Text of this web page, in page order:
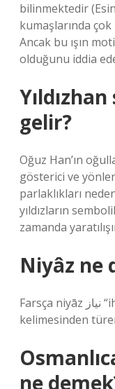
bilinmektedir
kumaşlarında
Ancak bu ışın
olduğunu iddia
gelir?
Oğuz Han’ın
gösterici ve
parlaklıkları
yıldızların
zamanda
Niyâz ne
Farsça niyāz نیاز “ihtiyaç, gereklilik, eksiklik, sorun”
kelimesinden
ne